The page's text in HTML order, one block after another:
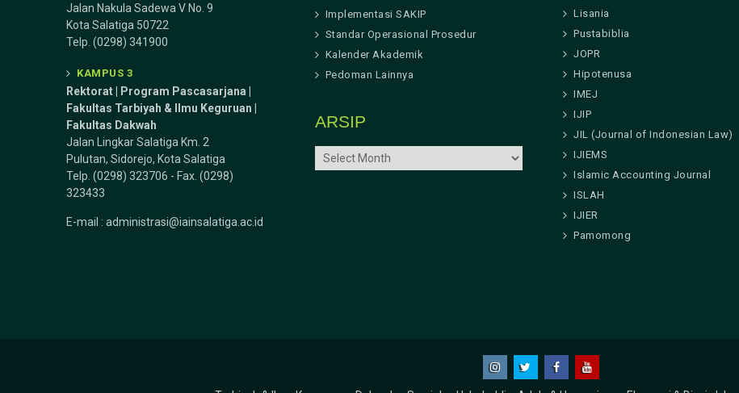
Jalan Nakula Sadewa V No. 9
Kota Salatiga 50722
Telp. (0298) 341900
KAMPUS 3
Rektorat | Program Pascasarjana |
Fakultas Tarbiyah & Ilmu Keguruan |
Fakultas Dakwah
Jalan Lingkar Salatiga Km. 2
Pulutan, Sidorejo, Kota Salatiga
Telp. (0298) 323706 - Fax. (0298)
323433
E-mail : administrasi@iainsalatiga.ac.id
Implementasi SAKIP
Standar Operasional Prosedur
Kalender Akademik
Pedoman Lainnya
ARSIP
ARSIP
Lisania
Pustabiblia
JOPR
Hipotenusa
IMEJ
IJIP
JIL (Journal of Indonesian Law)
IJIEMS
Islamic Accounting Journal
ISLAH
IJIER
Pamomong